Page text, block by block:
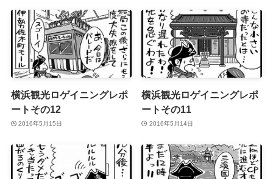
横浜観光ロゲイニングレポ
ートその12
2016年5月15日
横浜観光ロゲイニングレポ
ートその11
2016年5月14日